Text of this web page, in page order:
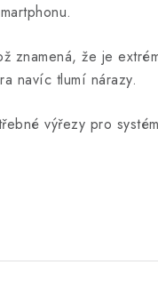
znamená, že je
navíc tlumí nárazy.
výřezy pro